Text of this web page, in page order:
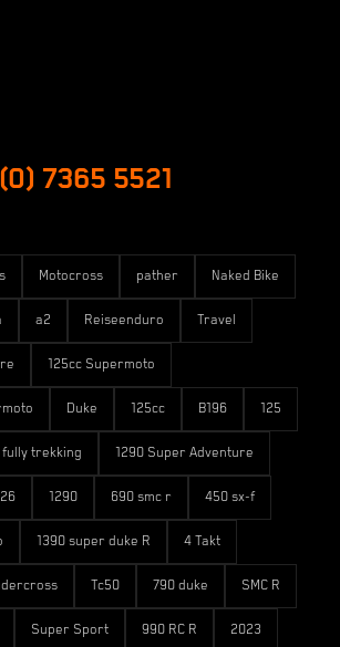
7365 5521
Motocross pather Naked Bike
a2 Reiseenduro Travel
125cc Supermoto
Duke 125cc B196 125
trekking 1290 Super Adventure
1290 690 smc r 450 sx-f
1390 super duke R 4 Takt
Tc50 790 duke SMC R
Super Sport 990 RC R 2023